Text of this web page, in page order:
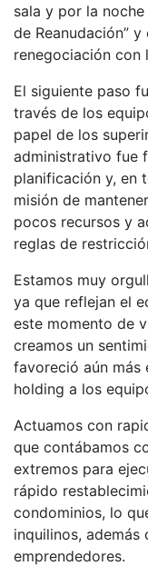
sala y por la
de Reanudación”
renegociación con
El siguiente paso
través de los
papel de los
administrativo fue
planificación y, en
misión de
pocos recursos y
reglas de
Estamos muy
ya que reflejan el
este momento de
creamos un
favoreció aún más
holding a los
Actuamos con
que contábamos
extremos para
rápido
condominios, lo
inquilinos,
emprendedores.